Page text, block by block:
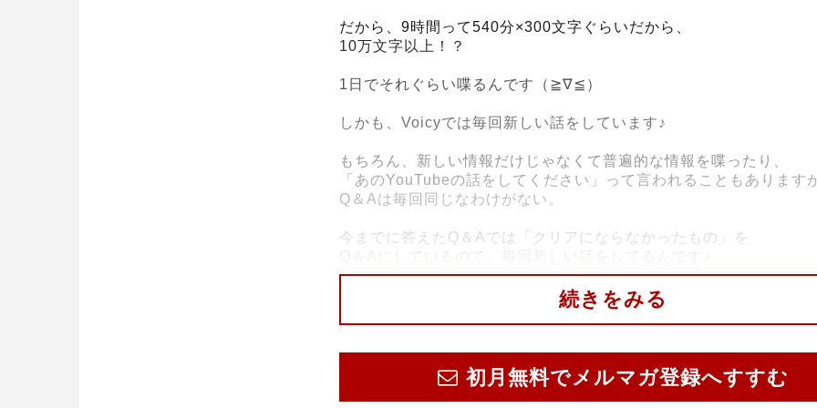
だから、9時間って540分×300文字ぐらいだから、
10万文字以上！？
1日でそれぐらい喋るんです（≧∇≦）
しかも、Voicyでは毎回新しい話をしています♪
もちろん、新しい情報だけじゃなくて普遍的な情報を喋ったり、
「あのYouTubeの話をしてください」って言われることもあります
Q＆Aは毎回同じなわけがない。
今までに答えたQ＆Aでは「クリアにならなかったもの」を
YAKINIKUMAFIA IKEBUKUROでの『鴨頭嘉人1日店長』も、
《その場その瞬間に起きたこと》を拾いながら《空気を作っていく
一昨日の例でいうと『全部新作コンテンツ』
1日6本9時間分で、これを365日喋ってる！
続きをみる
初月無料でメルマガ登録へすすむ